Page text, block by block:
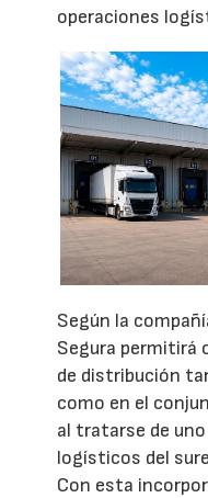
operaciones
Según la
Segura permitirá
de distribución
como en el
al tratarse de
logísticos del
Con esta